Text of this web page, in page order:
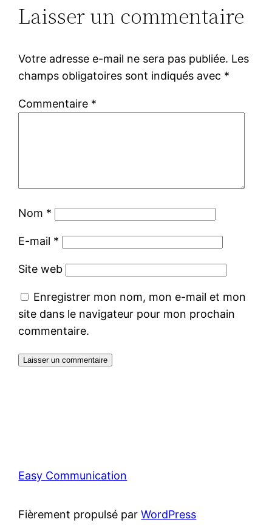
Laisser un commentaire
Votre adresse e-mail ne sera pas publiée. Les
champs obligatoires sont indiqués avec *
Commentaire *
Nom *
E-mail *
Site web
Enregistrer mon nom, mon e-mail et mon
site dans le navigateur pour mon prochain
commentaire.
Easy Communication
Fièrement propulsé parWordPress